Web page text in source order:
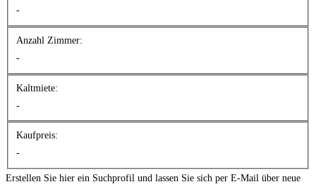
-
Anzahl Zimmer:
-
Kaltmiete:
-
Kaufpreis:
-
Erstellen Sie hier ein Suchprofil und lassen Sie sich per E-Mail über neue